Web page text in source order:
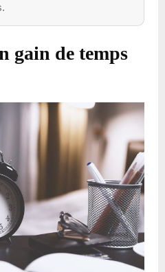
gain de temps